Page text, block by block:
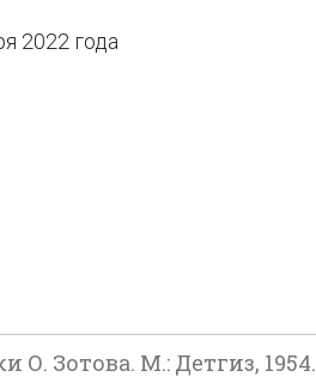
2022 года
Зотова. М.: Детгиз, 1954.